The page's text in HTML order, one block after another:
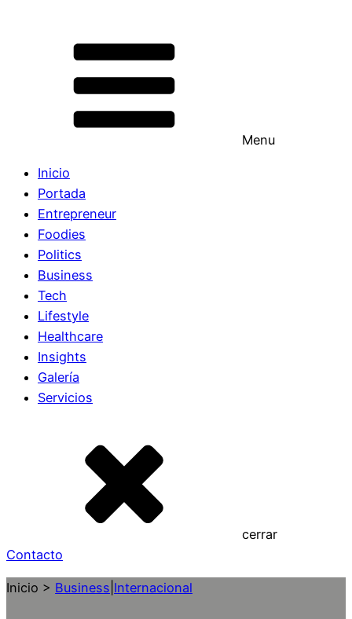
Menu
Inicio
Portada
Entrepreneur
Foodies
Politics
Business
Tech
Lifestyle
Healthcare
Insights
Galería
Servicios
cerrar
Contacto
Inicio > Business Internacional